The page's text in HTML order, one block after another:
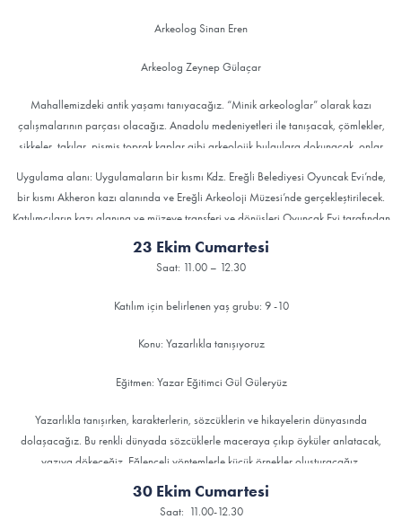
Arkeolog Sinan Eren
Arkeolog Zeynep Gülaçar
Mahallemizdeki antik yaşamı tanıyacağız. “Minik arkeologlar” olarak kazı
çalışmalarının parçası olacağız. Anadolu medeniyetleri ile tanışacak, çömlekler,
sikkeler, takılar, pişmiş toprak kaplar gibi arkeolojik bulgulara dokunacak, onlar
insanlarla, günümüz insanının yaşamı ve bakış açısı arasında bağ kuracağız. Bu
atölyede sanatsal bir macera ve oyunlar da var.
Uygulama alanı: Uygulamaların bir kısmı Kdz. Ereğli Belediyesi Oyuncak Evi’nde,
bir kısmı Akheron kazı alanında ve Ereğli Arkeoloji Müzesi’nde gerçekleştirilecek.
Katılımcıların kazı alanına ve müzeye transferi ve dönüşleri Oyuncak Evi tarafından
organize edilecek. Araziye uygun kıyafet giyilmesi gerekmektedir. Veliler çocukları
23 Ekim Cumartesi
Saat: 11.00 – 12.30
Katılım için belirlenen yaş grubu: 9 -10
Konu: Yazarlıkla tanışıyoruz
Eğitmen: Yazar Eğitimci Gül Güleryüz
Yazarlıkla tanışırken, karakterlerin, sözcüklerin ve hikayelerin dünyasında
dolaşacağız. Bu renkli dünyada sözcüklerle maceraya çıkıp öyküler anlatacak,
yazıya dökeceğiz. Eğlenceli yöntemlerle küçük örnekler oluşturacağız.
30 Ekim Cumartesi
Saat: 11.00-12.30